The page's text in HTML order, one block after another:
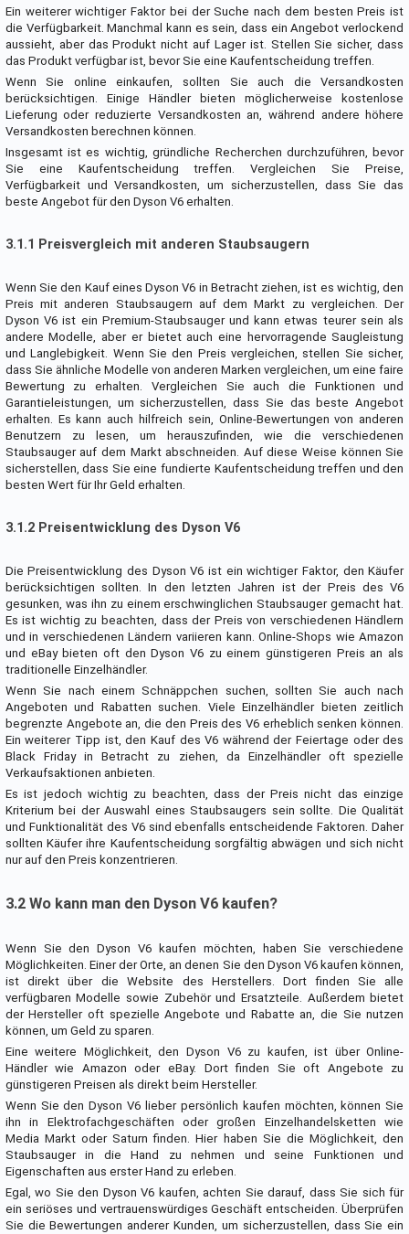
Ein weiterer wichtiger Faktor bei der Suche nach dem besten Preis ist
die Verfügbarkeit. Manchmal kann es sein, dass ein Angebot verlockend
aussieht, aber das Produkt nicht auf Lager ist. Stellen Sie sicher, dass
das Produkt verfügbar ist, bevor Sie eine Kaufentscheidung treffen.
Wenn Sie online einkaufen, sollten Sie auch die Versandkosten
berücksichtigen. Einige Händler bieten möglicherweise kostenlose
Lieferung oder reduzierte Versandkosten an, während andere höhere
Versandkosten berechnen können.
Insgesamt ist es wichtig, gründliche Recherchen durchzuführen, bevor
Sie eine Kaufentscheidung treffen. Vergleichen Sie Preise,
Verfügbarkeit und Versandkosten, um sicherzustellen, dass Sie das
beste Angebot für den Dyson V6 erhalten.
3.1.1 Preisvergleich mit anderen Staubsaugern
Wenn Sie den Kauf eines Dyson V6 in Betracht ziehen, ist es wichtig, den
Preis mit anderen Staubsaugern auf dem Markt zu vergleichen. Der
Dyson V6 ist ein Premium-Staubsauger und kann etwas teurer sein als
andere Modelle, aber er bietet auch eine hervorragende Saugleistung
und Langlebigkeit. Wenn Sie den Preis vergleichen, stellen Sie sicher,
dass Sie ähnliche Modelle von anderen Marken vergleichen, um eine faire
Bewertung zu erhalten. Vergleichen Sie auch die Funktionen und
Garantieleistungen, um sicherzustellen, dass Sie das beste Angebot
erhalten. Es kann auch hilfreich sein, Online-Bewertungen von anderen
Benutzern zu lesen, um herauszufinden, wie die verschiedenen
Staubsauger auf dem Markt abschneiden. Auf diese Weise können Sie
sicherstellen, dass Sie eine fundierte Kaufentscheidung treffen und den
besten Wert für Ihr Geld erhalten.
3.1.2 Preisentwicklung des Dyson V6
Die Preisentwicklung des Dyson V6 ist ein wichtiger Faktor, den Käufer
berücksichtigen sollten. In den letzten Jahren ist der Preis des V6
gesunken, was ihn zu einem erschwinglichen Staubsauger gemacht hat.
Es ist wichtig zu beachten, dass der Preis von verschiedenen Händlern
und in verschiedenen Ländern variieren kann. Online-Shops wie Amazon
und eBay bieten oft den Dyson V6 zu einem günstigeren Preis an als
traditionelle Einzelhändler.
Wenn Sie nach einem Schnäppchen suchen, sollten Sie auch nach
Angeboten und Rabatten suchen. Viele Einzelhändler bieten zeitlich
begrenzte Angebote an, die den Preis des V6 erheblich senken können.
Ein weiterer Tipp ist, den Kauf des V6 während der Feiertage oder des
Black Friday in Betracht zu ziehen, da Einzelhändler oft spezielle
Verkaufsaktionen anbieten.
Es ist jedoch wichtig zu beachten, dass der Preis nicht das einzige
Kriterium bei der Auswahl eines Staubsaugers sein sollte. Die Qualität
und Funktionalität des V6 sind ebenfalls entscheidende Faktoren. Daher
sollten Käufer ihre Kaufentscheidung sorgfältig abwägen und sich nicht
nur auf den Preis konzentrieren.
3.2 Wo kann man den Dyson V6 kaufen?
Wenn Sie den Dyson V6 kaufen möchten, haben Sie verschiedene
Möglichkeiten. Einer der Orte, an denen Sie den Dyson V6 kaufen können,
ist direkt über die Website des Herstellers. Dort finden Sie alle
verfügbaren Modelle sowie Zubehör und Ersatzteile. Außerdem bietet
der Hersteller oft spezielle Angebote und Rabatte an, die Sie nutzen
können, um Geld zu sparen.
Eine weitere Möglichkeit, den Dyson V6 zu kaufen, ist über Online-
Händler wie Amazon oder eBay. Dort finden Sie oft Angebote zu
günstigeren Preisen als direkt beim Hersteller.
Wenn Sie den Dyson V6 lieber persönlich kaufen möchten, können Sie
ihn in Elektrofachgeschäften oder großen Einzelhandelsketten wie
Media Markt oder Saturn finden. Hier haben Sie die Möglichkeit, den
Staubsauger in die Hand zu nehmen und seine Funktionen und
Eigenschaften aus erster Hand zu erleben.
Egal, wo Sie den Dyson V6 kaufen, achten Sie darauf, dass Sie sich für
ein seriöses und vertrauenswürdiges Geschäft entscheiden. Überprüfen
Sie die Bewertungen anderer Kunden, um sicherzustellen, dass Sie ein